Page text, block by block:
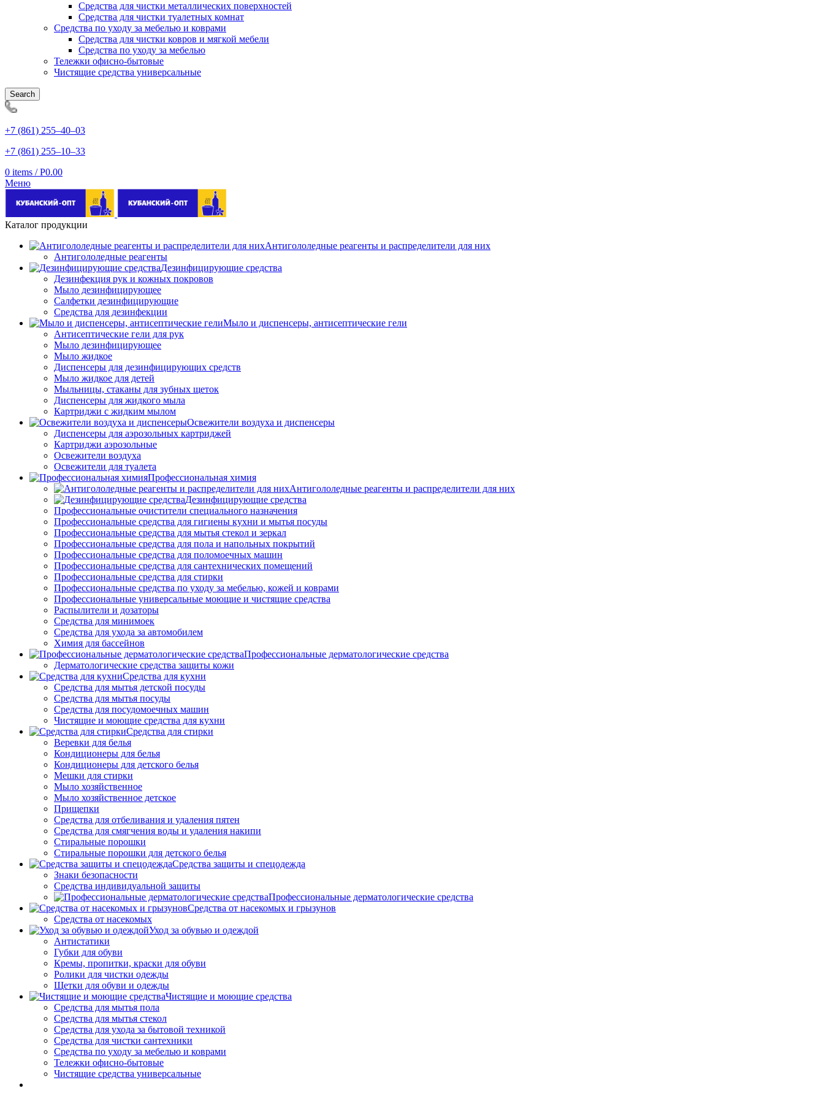
Средства для чистки металлических поверхностей
Средства для чистки туалетных комнат
Средства по уходу за мебелью и коврами
Средства для чистки ковров и мягкой мебели
Средства по уходу за мебелью
Тележки офисно-бытовые
Чистящие средства универсальные
Search
+7 (861) 255‒40‒03
+7 (861) 255‒10‒33
0 items / Р0.00
Меню
Каталог продукции
Антигололедные реагенты и распределители для них
Антигололедные реагенты
Дезинфицирующие средства
Дезинфекция рук и кожных покровов
Мыло дезинфицирующее
Салфетки дезинфицирующие
Средства для дезинфекции
Мыло и диспенсеры, антисептические гели
Антисептические гели для рук
Мыло дезинфицирующее
Мыло жидкое
Диспенсеры для дезинфицирующих средств
Мыло жидкое для детей
Мыльницы, стаканы для зубных щеток
Диспенсеры для жидкого мыла
Картриджи с жидким мылом
Освежители воздуха и диспенсеры
Диспенсеры для аэрозольных картриджей
Картриджи аэрозольные
Освежители воздуха
Освежители для туалета
Профессиональная химия
Антигололедные реагенты и распределители для них
Дезинфицирующие средства
Профессиональные очистители специального назначения
Профессиональные средства для гигиены кухни и мытья посуды
Профессиональные средства для мытья стекол и зеркал
Профессиональные средства для пола и напольных покрытий
Профессиональные средства для поломоечных машин
Профессиональные средства для сантехнических помещений
Профессиональные средства для стирки
Профессиональные средства по уходу за мебелью, кожей и коврами
Профессиональные универсальные моющие и чистящие средства
Распылители и дозаторы
Средства для минимоек
Средства для ухода за автомобилем
Химия для бассейнов
Профессиональные дерматологические средства
Дерматологические средства защиты кожи
Средства для кухни
Средства для мытья детской посуды
Средства для мытья посуды
Средства для посудомоечных машин
Чистящие и моющие средства для кухни
Средства для стирки
Веревки для белья
Кондиционеры для белья
Кондиционеры для детского белья
Мешки для стирки
Мыло хозяйственное
Мыло хозяйственное детское
Прищепки
Средства для отбеливания и удаления пятен
Средства для смягчения воды и удаления накипи
Стиральные порошки
Стиральные порошки для детского белья
Средства защиты и спецодежда
Знаки безопасности
Средства индивидуальной защиты
Профессиональные дерматологические средства
Средства от насекомых и грызунов
Средства от насекомых
Уход за обувью и одеждой
Антистатики
Губки для обуви
Кремы, пропитки, краски для обуви
Ролики для чистки одежды
Щетки для обуви и одежды
Чистящие и моющие средства
Средства для мытья пола
Средства для мытья стекол
Средства для ухода за бытовой техникой
Средства для чистки сантехники
Средства по уходу за мебелью и коврами
Тележки офисно-бытовые
Чистящие средства универсальные